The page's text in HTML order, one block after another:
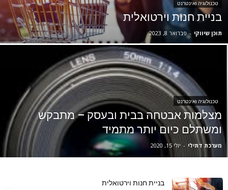
טכנולוגיה ואינטרנט
בניית חנות וירטואלית
תוכן שיווקי - פברואר 8, 2023
טכנולוגיה ואינטרנט
מצלמות אבטחה בבית ובעסק – מתבקש
ומשתלם כיום יותר מתמיד
מערכת דתילי - יולי 15, 2020
בניית חנות וירטואלית